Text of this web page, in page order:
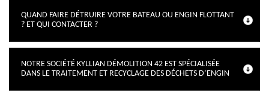
QUAND FAIRE DÉTRUIRE VOTRE BATEAU OU ENGIN FLOTTANT
? ET QUI CONTACTER ?
NOTRE SOCIÉTÉ KYLLIAN DÉMOLITION 42 EST SPÉCIALISÉE
DANS LE TRAITEMENT ET RECYCLAGE DES DÉCHETS D’ENGIN